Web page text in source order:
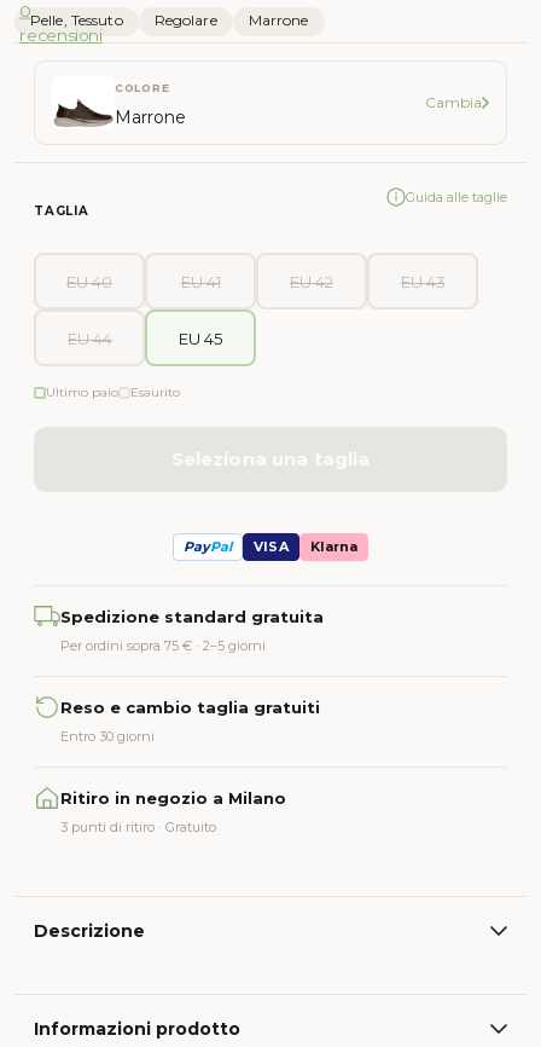
0
recensioni
Pelle, Tessuto Regolare Marrone
COLORE
Marrone
Cambia
TAGLIA
Guida alle taglie
EU 40 EU 41 EU 42 EU 43
EU 44 EU 45
Ultimo paio Esaurito
Seleziona una taglia
PayPal VISA Klarna
Spedizione standard gratuita
Per ordini sopra 75 € · 2–5 giorni
Reso e cambio taglia gratuiti
Entro 30 giorni
Ritiro in negozio a Milano
3 punti di ritiro · Gratuito
Descrizione
Informazioni prodotto